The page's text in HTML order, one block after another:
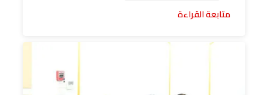
متابعة القراءة